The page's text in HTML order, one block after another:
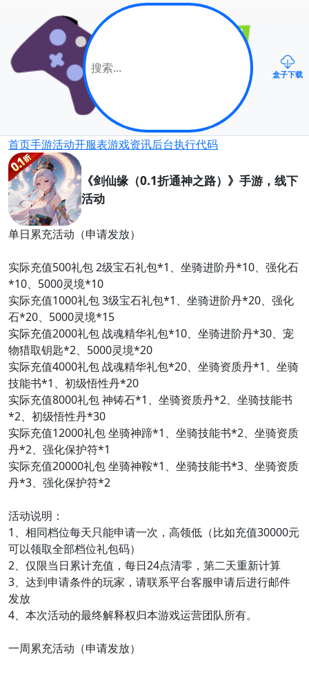
盒子下载
首页手游活动开服表游戏资讯后台执行代码
《剑仙缘（0.1折通神之路）》手游，线下
活动
单日累充活动（申请发放）
实际充值500礼包 2级宝石礼包*1、坐骑进阶丹*10、强化石
*10、5000灵境*10
实际充值1000礼包 3级宝石礼包*1、坐骑进阶丹*20、强化
石*20、5000灵境*15
实际充值2000礼包 战魂精华礼包*10、坐骑进阶丹*30、宠
物猎取钥匙*2、5000灵境*20
实际充值4000礼包 战魂精华礼包*20、坐骑资质丹*1、坐骑
技能书*1、初级悟性丹*20
实际充值8000礼包 神铸石*1、坐骑资质丹*2、坐骑技能书
*2、初级悟性丹*30
实际充值12000礼包 坐骑神蹄*1、坐骑技能书*2、坐骑资质
丹*2、强化保护符*1
实际充值20000礼包 坐骑神鞍*1、坐骑技能书*3、坐骑资质
丹*3、强化保护符*2
活动说明：
1、相同档位每天只能申请一次，高领低（比如充值30000元
可以领取全部档位礼包码）
2、仅限当日累计充值，每日24点清零，第二天重新计算
3、达到申请条件的玩家，请联系平台客服申请后进行邮件
发放
4、本次活动的最终解释权归本游戏运营团队所有。
一周累充活动（申请发放）